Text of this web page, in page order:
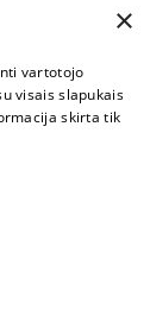
×
vartotojo
visais slapukais
skirta tik